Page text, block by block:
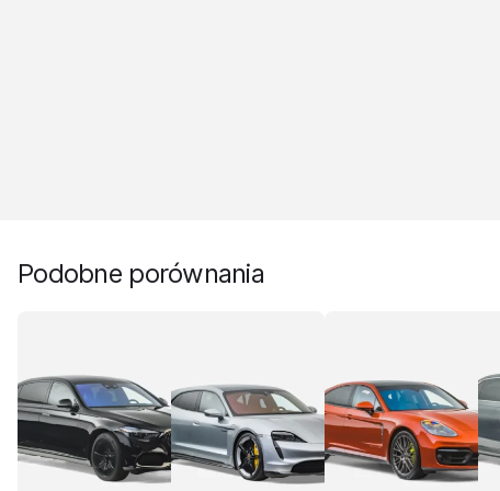
Podobne porównania